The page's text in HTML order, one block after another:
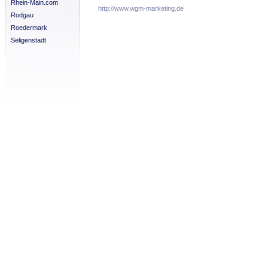
Rhein-Main.com
Rodgau
Roedermark
Seligenstadt
http://www.wgm-marketing.de